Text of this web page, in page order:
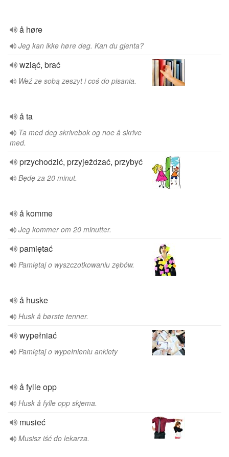
å høre
Jeg kan ikke høre deg. Kan du gjenta?
wziąć, brać
Weź ze sobą zeszyt i coś do pisania.
å ta
Ta med deg skrivebok og noe å skrive
med.
przychodzić, przyjeżdzać, przybyć
Będę za 20 minut.
å komme
Jeg kommer om 20 minutter.
pamiętać
Pamiętaj o wyszczotkowaniu zębów.
å huske
Husk å børste tenner.
wypełniać
Pamiętaj o wypełnieniu ankiety
å fylle opp
Husk å fylle opp skjema.
musieć
Musisz iść do lekarza.